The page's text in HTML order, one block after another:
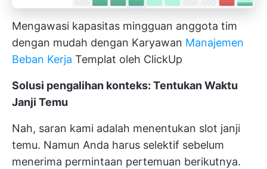
Mengawasi kapasitas mingguan anggota tim
dengan mudah dengan Karyawan Manajemen
Beban Kerja Templat oleh ClickUp
Solusi pengalihan konteks: Tentukan Waktu
Janji Temu
Nah, saran kami adalah menentukan slot janji
temu. Namun Anda harus selektif sebelum
menerima permintaan pertemuan berikutnya.